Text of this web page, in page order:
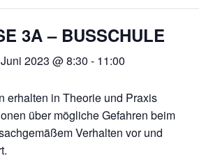
3A – BUSSCHULE
2023 @ 8:30 - 11:00
erhalten in Theorie und Praxis
über mögliche Gefahren beim
Verhalten vor und